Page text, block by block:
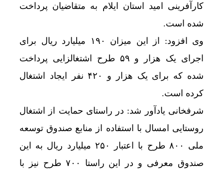
کارآفرینی امید استان ایلام به متقاضیان پرداخت
شده است.
وی افزود: از این میزان ۱۹۰ میلیارد ریال برای
اجرای یک هزار و ۵۹ طرح اشتغالزایی پرداخت
شده که برای یک هزار و ۴۲۰ نفر ایجاد اشتغال
کرده است.
شرفخانی یادآور شد: در راستای حمایت از اشتغال
روستایی امسال با استفاده از منابع صندوق توسعه
ملی ۸۰۰ طرح با اعتبار ۲۵۰ میلیارد ریال به این
صندوق معرفی و در این راستا ۷۰۰ طرح نیز با